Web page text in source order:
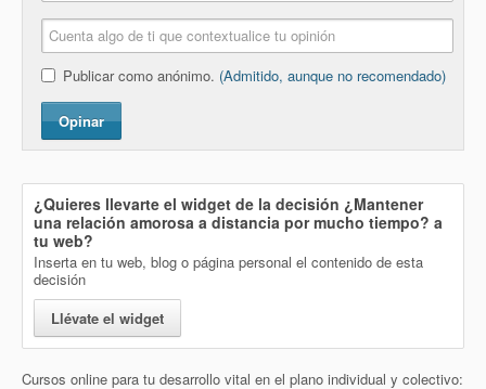
Publicar como anónimo. (Admitido, aunque no recomendado)
Opinar
¿Quieres llevarte el widget de la decisión ¿Mantener
una relación amorosa a distancia por mucho tiempo? a
tu web?
Inserta en tu web, blog o página personal el contenido de esta
decisión
Llévate el widget
Cursos online para tu desarrollo vital en el plano individual y colectivo: